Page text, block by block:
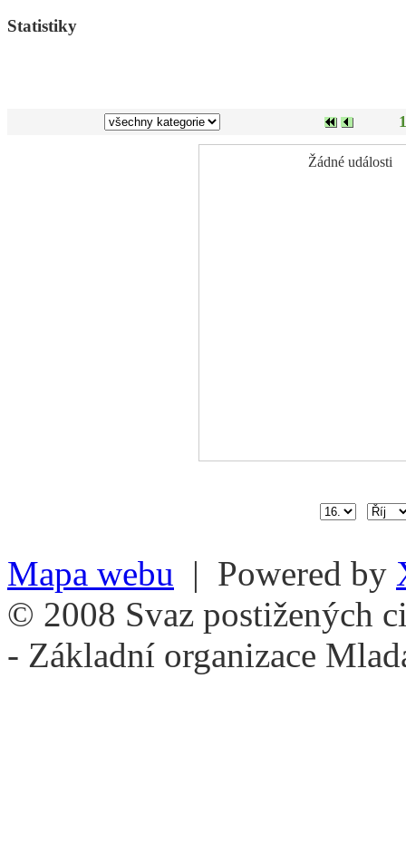
Statistiky
Žádné události
Mapa webu | Powered by
© 2008 Svaz postižených
- Základní organizace